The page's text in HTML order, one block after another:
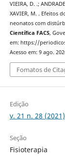
VIEIRA, D. .;
XAVIER, M. . Efeitos
neonatos com
Científica FACS,
em: https://
Acesso em: 9 ago.
Fomatos de
Edição
v. 21 n. 28
Seção
Fisioterapia